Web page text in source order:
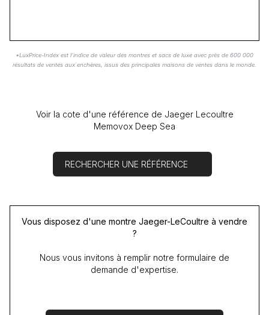
*LuxPrice-Index est l'indice de valeur des montres et sacs de luxe avec près de 600 000
résultats de ventes aux enchères, issus des principales maisons de ventes dans le monde.
Voir la cote d'une référence de Jaeger Lecoultre
Memovox Deep Sea
RECHERCHER UNE RÉFÉRENCE
Vous disposez d'une montre Jaeger-LeCoultre à vendre
?
Nous vous invitons à remplir notre formulaire de
demande d'expertise.